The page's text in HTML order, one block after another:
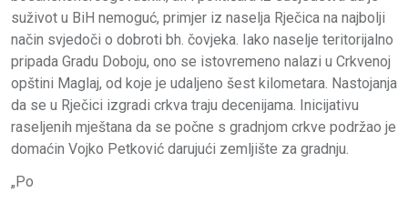
suživot u BiH nemoguć, primjer iz naselja Rječica na najbolji
način svjedoči o dobroti bh. čovjeka. Iako naselje teritorijalno
pripada Gradu Doboju, ono se istovremeno nalazi u Crkvenoj
opštini Maglaj, od koje je udaljeno šest kilometara. Nastojanja
da se u Rječici izgradi crkva traju decenijama. Inicijativu
raseljenih mještana da se počne s gradnjom crkve podržao je
domaćin Vojko Petković darujući zemljište za gradnju.
„Po